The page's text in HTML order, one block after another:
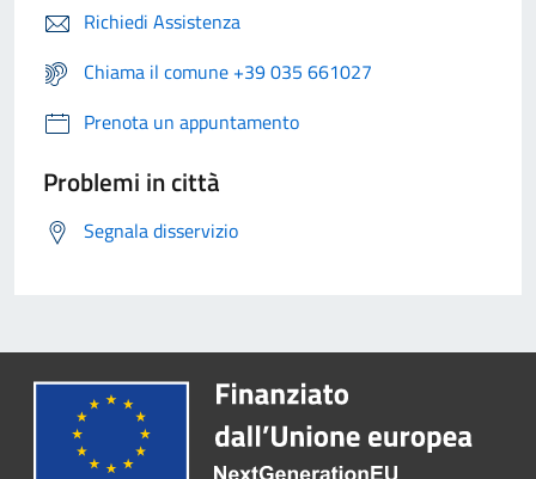
Richiedi Assistenza
Chiama il comune +39 035 661027
Prenota un appuntamento
Problemi in città
Segnala disservizio